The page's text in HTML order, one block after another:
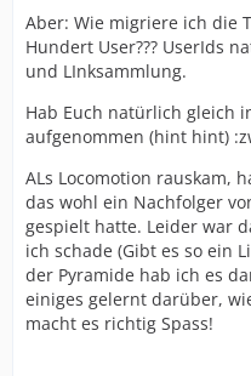
Aber: Wie migriere ich die
Hundert User??? UserIds
und LInksammlung.
Hab Euch natürlich gleich
aufgenommen (hint hint)
ALs Locomotion rauskam,
das wohl ein Nachfolger
gespielt hatte. Leider war
ich schade (Gibt es so ein
der Pyramide hab ich es
einiges gelernt darüber,
macht es richtig Spass!